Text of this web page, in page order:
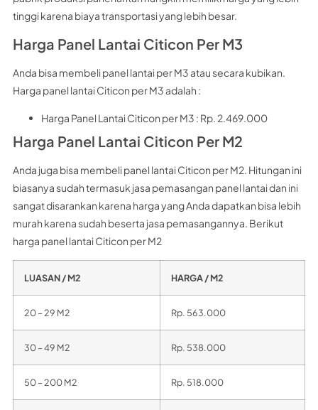
tinggi karena biaya transportasi yang lebih besar.
Harga Panel Lantai Citicon Per M3
Anda bisa membeli panel lantai per M3 atau secara kubikan.
Harga panel lantai Citicon per M3 adalah :
Harga Panel Lantai Citicon per M3 : Rp. 2.469.000
Harga Panel Lantai Citicon Per M2
Anda juga bisa membeli panel lantai Citicon per M2. Hitungan ini
biasanya sudah termasuk jasa pemasangan panel lantai dan ini
sangat disarankan karena harga yang Anda dapatkan bisa lebih
murah karena sudah beserta jasa pemasangannya. Berikut
harga panel lantai Citicon per M2
LUASAN / M2 HARGA / M2
20 – 29 M2 Rp. 563.000
30 – 49 M2 Rp. 538.000
50 – 200 M2 Rp. 518.000